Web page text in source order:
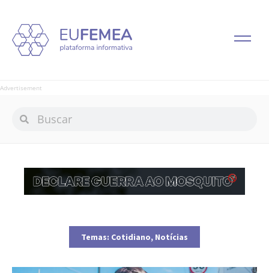
Advertisement
Temas: Cotidiano, Notícias